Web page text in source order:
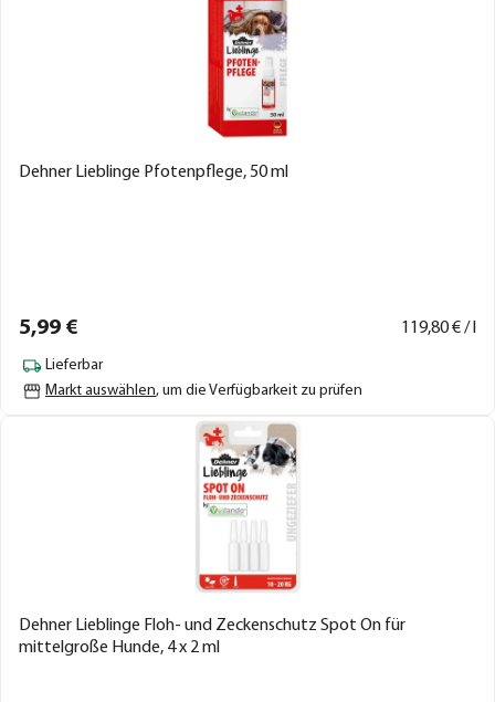
Dehner Lieblinge Pfotenpflege, 50 ml
5,99 € 119,80€ / l
Lieferbar
Markt auswählen, um die Verfügbarkeit zu prüfen
Dehner Lieblinge Floh- und Zeckenschutz Spot On für
mittelgroße Hunde, 4 x 2 ml